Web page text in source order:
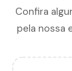
Confira
pela nossa